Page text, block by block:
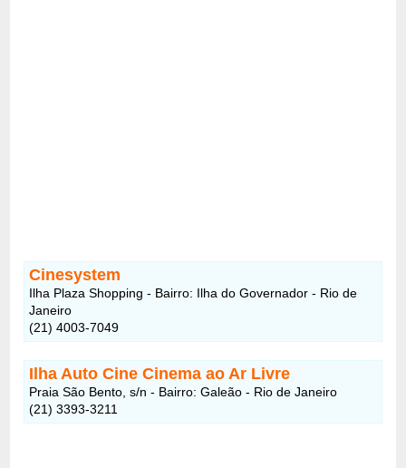
Cinesystem
Ilha Plaza Shopping - Bairro: Ilha do Governador - Rio de
Janeiro
(21) 4003-7049
Ilha Auto Cine Cinema ao Ar Livre
Praia São Bento, s/n - Bairro: Galeão - Rio de Janeiro
(21) 3393-3211